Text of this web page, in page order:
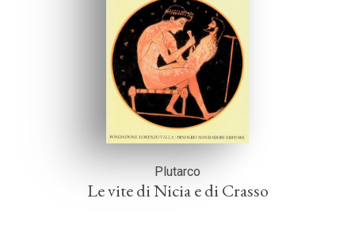
Plutarco
Le vite di Nicia e di Crasso